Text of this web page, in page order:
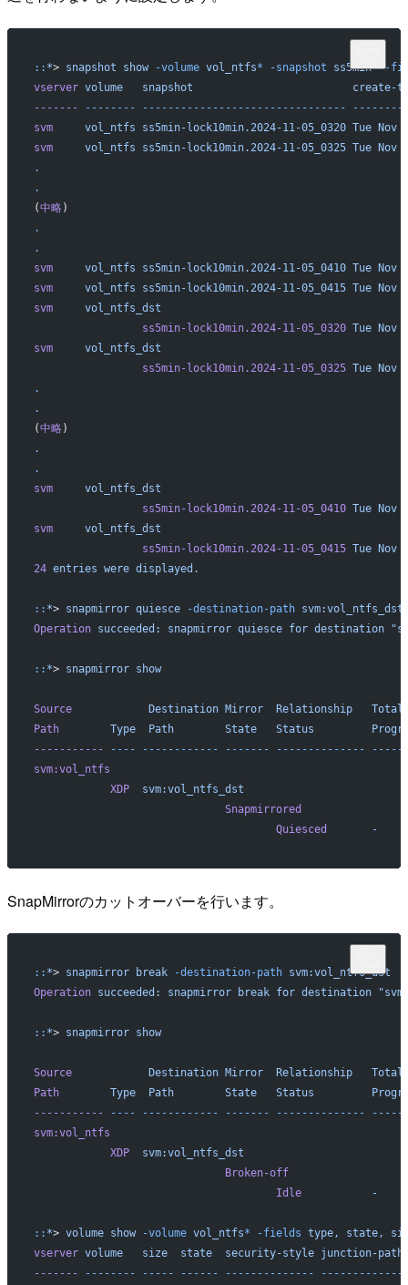
:: *> snapshot show -volume vol_ntfs* -snapshot ss5min* -
vserver volume
   snapshot
create-
------- -------- --------------------------------
svm
     vol_ntfs
ss5min-lock10min.2024-11-05_0320 Tue Nov
svm
     vol_ntfs
ss5min-lock10min.2024-11-05_0325 Tue Nov
.
.
(中略)
.
.
svm
     vol_ntfs
ss5min-lock10min.2024-11-05_0410 Tue Nov
svm
     vol_ntfs
ss5min-lock10min.2024-11-05_0415 Tue Nov
svm
     vol_ntfs_dst
                 ss5min-lock10min.2024-11-05_0320
Tue Nov
svm
     vol_ntfs_dst
                 ss5min-lock10min.2024-11-05_0325
Tue Nov
.
.
(中略)
.
.
svm
     vol_ntfs_dst
                 ss5min-lock10min.2024-11-05_0410
Tue Nov
svm
     vol_ntfs_dst
                 ss5min-lock10min.2024-11-05_0415
Tue Nov
24 entries were displayed.
:: *> snapmirror quiesce -destination-path svm:vol_ntfs_dst
Operation succeeded: snapmirror quiesce for destination
:: *> snapmirror show
Source
            Destination
Mirror
  Relationship
   Total
Path
        Type
  Path
        State
   Status
----------- ---- ------------ ------- --------------
svm:vol_ntfs
            XDP
  svm:vol_ntfs_dst
                              Snapmirrored
                                      Quiesced
       -
SnapMirrorのカットオーバーを行います。
:: *> snapmirror break -destination-path svm:vol_ntfs_dst
Operation succeeded: snapmirror break for destination
:: *> snapmirror show
Source
            Destination
Mirror
  Relationship
   Total
Path
        Type
  Path
        State
   Status
----------- ---- ------------ ------- --------------
svm:vol_ntfs
            XDP
  svm:vol_ntfs_dst
                              Broken-off
                                      Idle
           -
:: *> volume show -volume vol_ntfs* -fields type, state,
vserver volume
   size
  state
  security-style
junction-path
------- -------- ----- ------ -------------- -------------